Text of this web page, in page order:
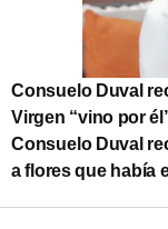
Consuelo Duval
Virgen “vino por
Consuelo Duval
a flores que había